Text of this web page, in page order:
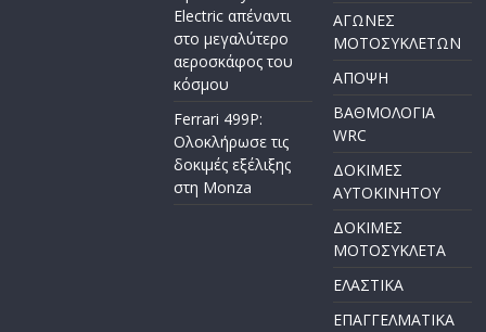
Electric απέναντι
στο μεγαλύτερο
αεροσκάφος του
κόσμου
Ferrari 499P:
Ολοκλήρωσε τις
δοκιμές εξέλιξης
στη Monza
ΑΓΩΝΕΣ
ΜΟΤΟΣΥΚΛΕΤΩΝ
ΑΠΟΨΗ
ΒΑΘΜΟΛΟΓΙΑ
WRC
ΔΟΚΙΜΕΣ
ΑΥΤΟΚΙΝΗΤΟΥ
ΔΟΚΙΜΕΣ
ΜΟΤΟΣΥΚΛΕΤΑ
ΕΛΑΣΤΙΚΑ
ΕΠΑΓΓΕΛΜΑΤΙΚΑ